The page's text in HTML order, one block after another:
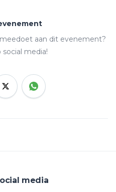
aan dit evenement?
media!
media